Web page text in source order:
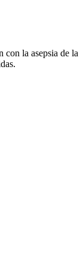
con la asepsia de la